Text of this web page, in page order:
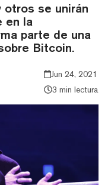
otros se unirán
en la
parte de una
Bitcoin.
Jun 24, 2021
3 min lectura